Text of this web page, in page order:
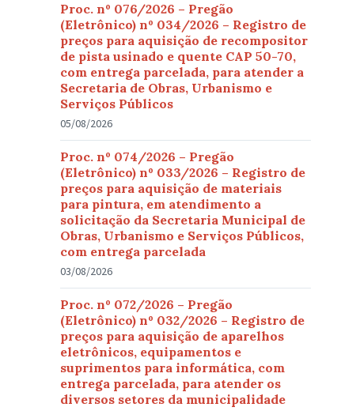
Proc. nº 076/2026 – Pregão
(Eletrônico) nº 034/2026 – Registro de
preços para aquisição de recompositor
de pista usinado e quente CAP 50-70,
com entrega parcelada, para atender a
Secretaria de Obras, Urbanismo e
Serviços Públicos
05/08/2026
Proc. nº 074/2026 – Pregão
(Eletrônico) nº 033/2026 – Registro de
preços para aquisição de materiais
para pintura, em atendimento a
solicitação da Secretaria Municipal de
Obras, Urbanismo e Serviços Públicos,
com entrega parcelada
03/08/2026
Proc. nº 072/2026 – Pregão
(Eletrônico) nº 032/2026 – Registro de
preços para aquisição de aparelhos
eletrônicos, equipamentos e
suprimentos para informática, com
entrega parcelada, para atender os
diversos setores da municipalidade